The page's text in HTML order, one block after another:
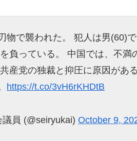
物で襲われた。 犯人は男(60)
負っている。 中国では、不満
産党の独裁と抑圧に原因があ
https://t.co/3vH6rKHDtB
員 (@seiryukai)October 9,